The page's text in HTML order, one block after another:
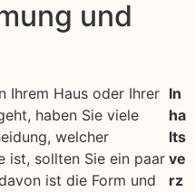
und
Ihrem Haus oder Ihrer
haben Sie viele
welcher
ist, sollten Sie ein paar
ist die Form und
In
ha
lts
ve
rz